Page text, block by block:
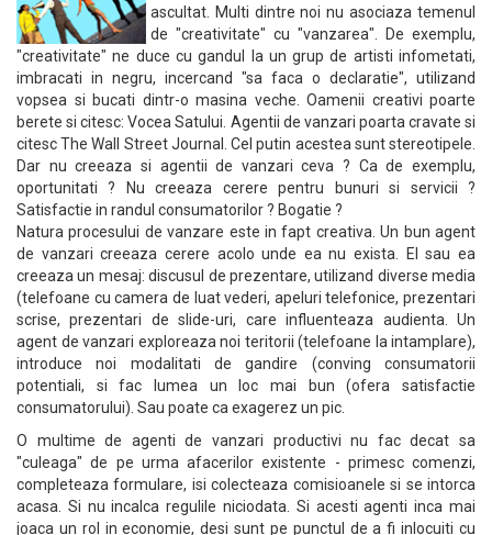
ascultat. Multi dintre noi nu asociaza temenul
de "creativitate" cu "vanzarea". De exemplu,
"creativitate" ne duce cu gandul la un grup de artisti infometati,
imbracati in negru, incercand "sa faca o declaratie", utilizand
vopsea si bucati dintr-o masina veche. Oamenii creativi poarte
berete si citesc: Vocea Satului. Agentii de vanzari poarta cravate si
citesc The Wall Street Journal. Cel putin acestea sunt stereotipele.
Dar nu creeaza si agentii de vanzari ceva ? Ca de exemplu,
oportunitati ? Nu creeaza cerere pentru bunuri si servicii ?
Satisfactie in randul consumatorilor ? Bogatie ?
Natura procesului de vanzare este in fapt creativa. Un bun agent
de vanzari creeaza cerere acolo unde ea nu exista. El sau ea
creeaza un mesaj: discusul de prezentare, utilizand diverse media
(telefoane cu camera de luat vederi, apeluri telefonice, prezentari
scrise, prezentari de slide-uri, care influenteaza audienta. Un
agent de vanzari exploreaza noi teritorii (telefoane la intamplare),
introduce noi modalitati de gandire (conving consumatorii
potentiali, si fac lumea un loc mai bun (ofera satisfactie
consumatorului). Sau poate ca exagerez un pic.
O multime de agenti de vanzari productivi nu fac decat sa
"culeaga" de pe urma afacerilor existente - primesc comenzi,
completeaza formulare, isi colecteaza comisioanele si se intorca
acasa. Si nu incalca regulile niciodata. Si acesti agenti inca mai
joaca un rol in economie, desi sunt pe punctul de a fi inlocuiti cu